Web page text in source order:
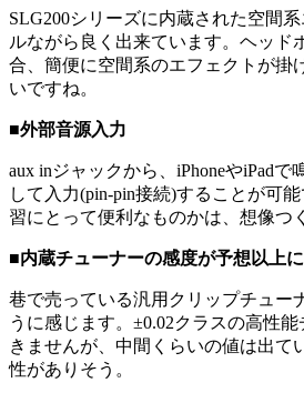
SLG200シリーズに内蔵された空間
ルながら良く出来ています。ヘッド
合、簡便に空間系のエフェクトが掛
いですね。
■外部音源入力
aux inジャックから、iPhoneやiPadで
して入力(pin-pin接続)することが可
習にとって便利なものかは、想像つ
■内蔵チューナーの感度が予想以上
巷で売っている汎用クリップチュー
うに感じます。±0.02クラスの高性
きませんが、中間くらいの値は出て
性がありそう。